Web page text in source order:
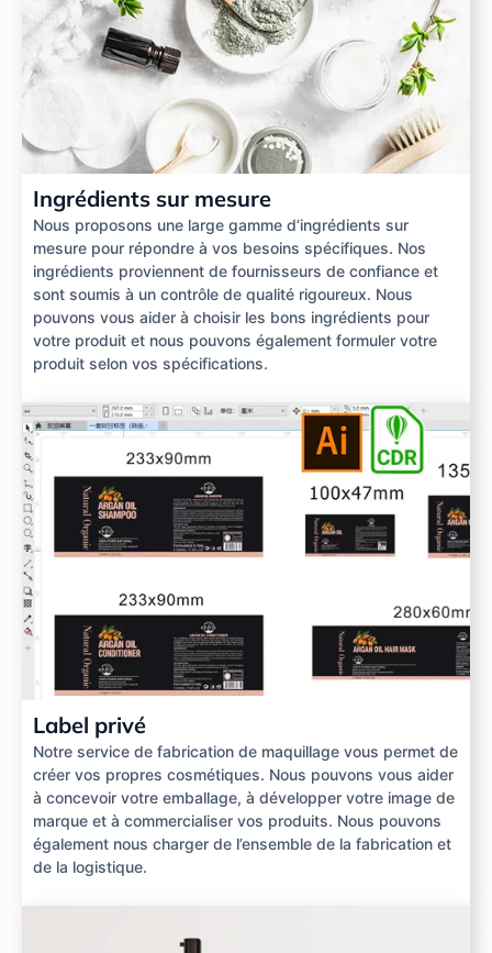
Ingrédients sur mesure
Nous proposons une large gamme d’ingrédients sur
mesure pour répondre à vos besoins spécifiques. Nos
ingrédients proviennent de fournisseurs de confiance et
sont soumis à un contrôle de qualité rigoureux. Nous
pouvons vous aider à choisir les bons ingrédients pour
votre produit et nous pouvons également formuler votre
produit selon vos spécifications.
Label privé
Notre service de fabrication de maquillage vous permet de
créer vos propres cosmétiques. Nous pouvons vous aider
à concevoir votre emballage, à développer votre image de
marque et à commercialiser vos produits. Nous pouvons
également nous charger de l’ensemble de la fabrication et
de la logistique.